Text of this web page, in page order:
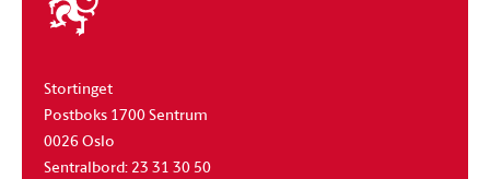
stortinget
Stortinget
Postboks 1700 Sentrum
0026 Oslo
Sentralbord: 23 31 30 50